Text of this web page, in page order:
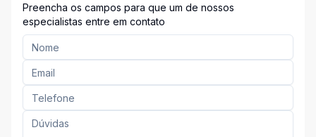
Preencha os campos para que um de nossos
especialistas entre em contato